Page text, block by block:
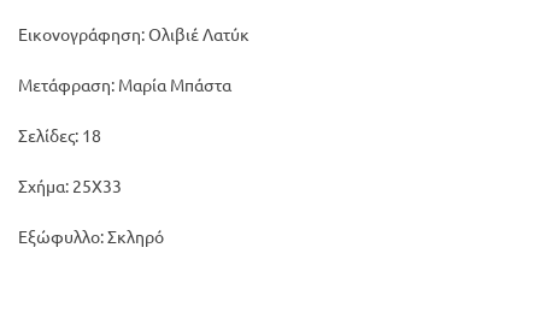
Εικονογράφηση: Ολιβιέ Λατύκ
Μετάφραση: Μαρία Μπάστα
Σελίδες: 18
Σχήμα: 25Χ33
Εξώφυλλο: Σκληρό